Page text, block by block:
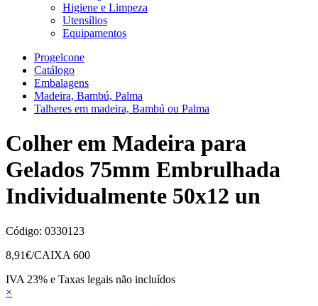
Higiene e Limpeza
Utensílios
Equipamentos
Progelcone
Catálogo
Embalagens
Madeira, Bambú, Palma
Talheres em madeira, Bambú ou Palma
Colher em Madeira para
Gelados 75mm Embrulhada
Individualmente 50x12 un
Código: 0330123
8,91€/CAIXA 600
IVA 23% e Taxas legais não incluídos
×